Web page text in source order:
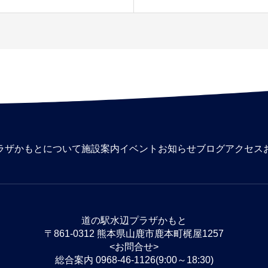
ザかもとについて施設案内イベント お知らせブログアクセス
道の駅水辺プラザかもと
〒861-0312 熊本県山鹿市鹿本町梶屋1257
<お問合せ>
総合案内 0968-46-1126(9:00～18:30)